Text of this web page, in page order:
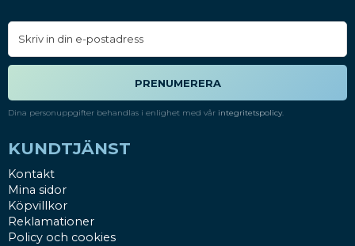
PRENUMERERA
Dina personuppgifter behandlas i enlighet med vår integritetspolicy.
KUNDTJÄNST
Kontakt
Mina sidor
Köpvillkor
Reklamationer
Policy och cookies